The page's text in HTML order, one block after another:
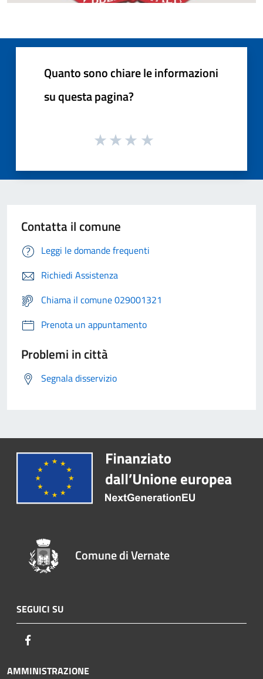
Quanto sono chiare le informazioni
su questa pagina?
Contatta il comune
Leggi le domande frequenti
Richiedi Assistenza
Chiama il comune 029001321
Prenota un appuntamento
Problemi in città
Segnala disservizio
Comune di Vernate
SEGUICI SU
AMMINISTRAZIONE